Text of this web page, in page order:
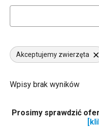
Akceptujemy zwierzęta
Wpisy brak wyników
Prosimy sprawdzić